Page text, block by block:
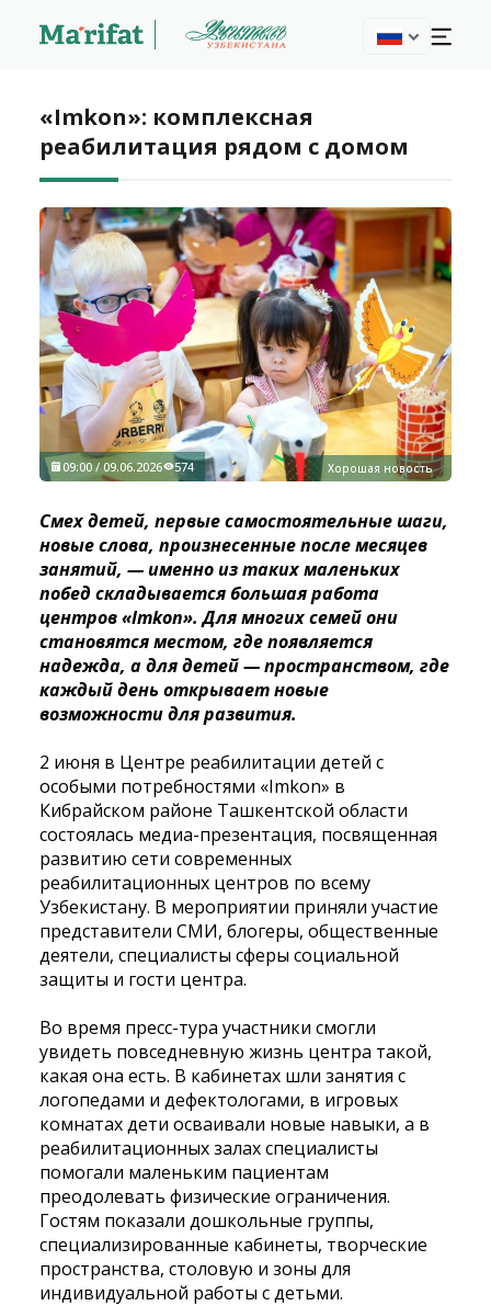
«Imkon»: комплексная
реабилитация рядом с домом
Хорошая новость
09:00 / 09.06.2026 574
Смех детей, первые самостоятельные шаги,
новые слова, произнесенные после месяцев
занятий, — именно из таких маленьких
побед складывается большая работа
центров «Imkon». Для многих семей они
становятся местом, где появляется
надежда, а для детей — пространством, где
каждый день открывает новые
возможности для развития.
2 июня в Центре реабилитации детей с
особыми потребностями «Imkon» в
Кибрайском районе Ташкентской области
состоялась медиа-презентация, посвященная
развитию сети современных
реабилитационных центров по всему
Узбекистану. В мероприятии приняли участие
представители СМИ, блогеры, общественные
деятели, специалисты сферы социальной
защиты и гости центра.
Во время пресс-тура участники смогли
увидеть повседневную жизнь центра такой,
какая она есть. В кабинетах шли занятия с
логопедами и дефектологами, в игровых
комнатах дети осваивали новые навыки, а в
реабилитационных залах специалисты
помогали маленьким пациентам
преодолевать физические ограничения.
Гостям показали дошкольные группы,
специализированные кабинеты, творческие
пространства, столовую и зоны для
индивидуальной работы с детьми.